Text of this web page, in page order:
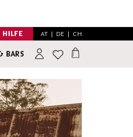
AT | DE | CH
BARS
& LOW ALCOHOL